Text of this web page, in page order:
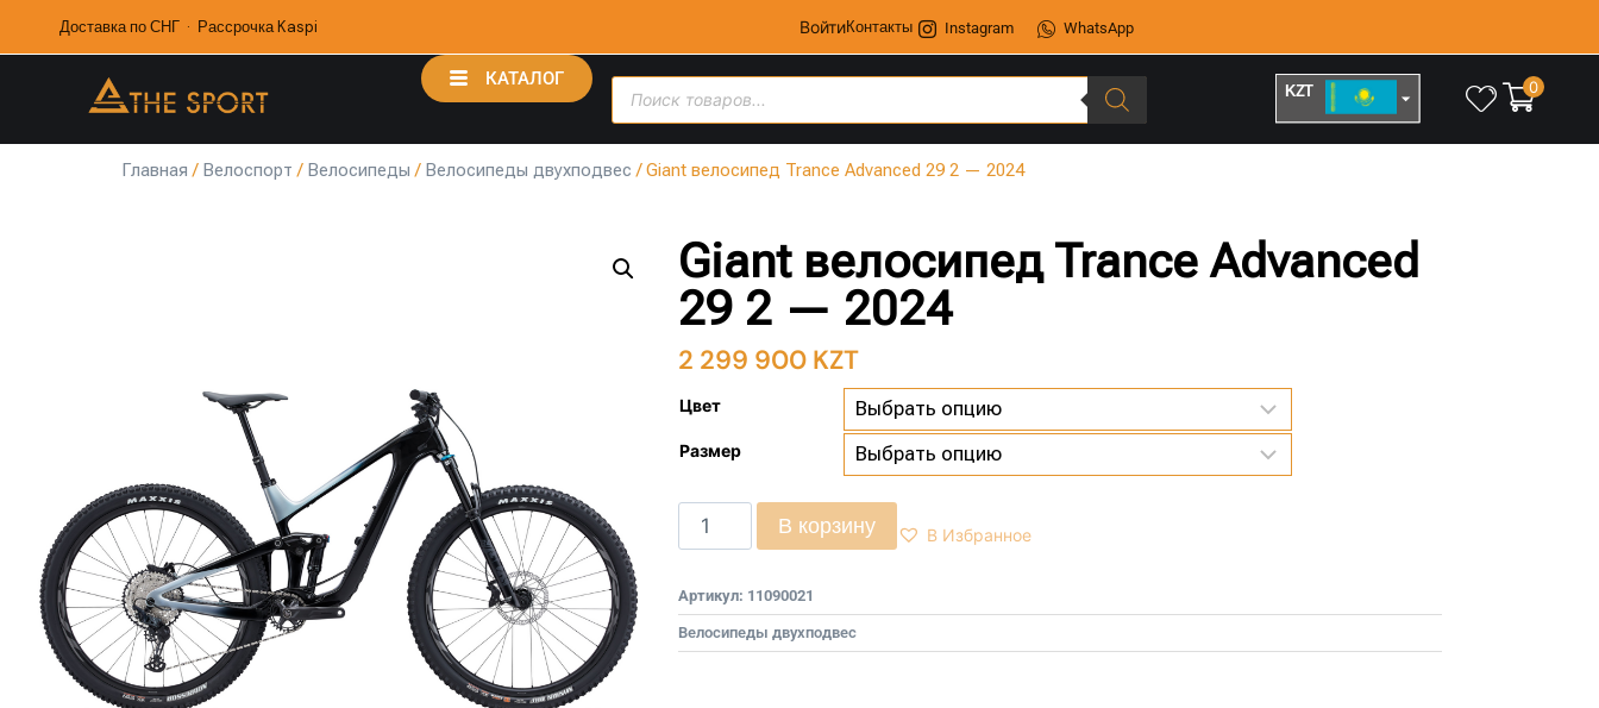
Доставка по СНГ · Рассрочка Kaspi ВойтиКонтакты Instagram WhatsApp
КАТАЛОГ
KZT 0
Главная / Велоспорт / Велосипеды / Велосипеды двухподвес / Giant велосипед Trance Advanced 29 2 — 2024
Giant велосипед Trance Advanced
29 2 — 2024
2 299 900 KZT
Цвет
Размер
В корзину В Избранное
Артикул: 11090021
Велосипеды двухподвес